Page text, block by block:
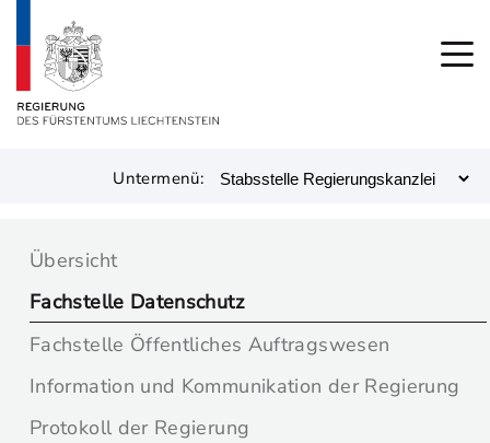
Untermenü:
Übersicht
Fachstelle Datenschutz
Fachstelle Öffentliches Auftragswesen
Information und Kommunikation der Regierung
Protokoll der Regierung